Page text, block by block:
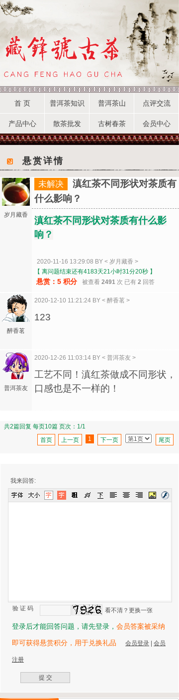
首 页 普洱茶知识 普洱茶山 点评交流
产品中心 散茶批发 古树春茶 会员中心
岁月藏香
未解决
滇红茶不同形状对茶质有
什么影响？
滇红茶不同形状对茶质有什么影
响？
2020-11-16 13:29:08 BY < 岁月藏香 >
【 离问题结束还有4183天21小时31分20秒 】
悬赏：5 积分 被查看 2491 次 已有 2 回答
醉香茗
2020-12-10 11:21:24 BY < 醉香茗 >
123
普洱茶友
2020-12-26 11:03:14 BY < 普洱茶友 >
工艺不同！滇红茶做成不同形状，
口感也是不一样的！
共2篇回复 每页10篇 页次：1/1
首页
上一页 1 下一页 尾页
我来回答:
验 证 码 看不清？更换一张
登录后才能回答问题，请先登录， 会员答案被采纳
即可获得悬赏积分，用于兑换礼品 会员登录 会员
注册
悬赏详情